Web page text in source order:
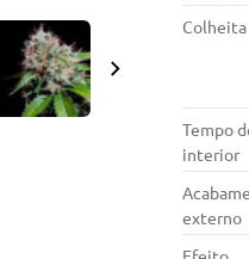
Colheita
Tempo
interior
externo